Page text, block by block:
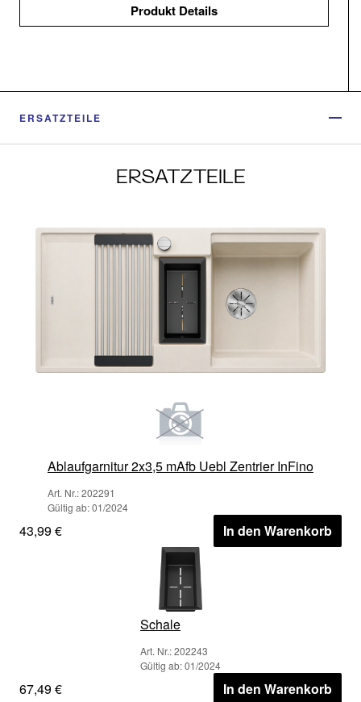
Produkt Details
ERSATZTEILE
ERSATZTEILE
Ablaufgarnitur 2x3,5 mAfb Uebl Zentrier InFino
Art. Nr.: 202291
Gültig ab: 01/2024
43,99 € In den Warenkorb
Schale
Art. Nr.: 202243
Gültig ab: 01/2024
67,49 € In den Warenkorb